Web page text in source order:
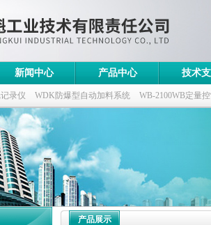
新闻中心 产品中心 技术
录仪 WDK防爆型自动加料系统 WB-2100WB定量
WB-2100定量装车控制仪
产品展示